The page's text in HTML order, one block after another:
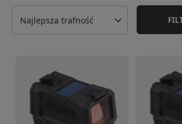
Najlepsza trafność